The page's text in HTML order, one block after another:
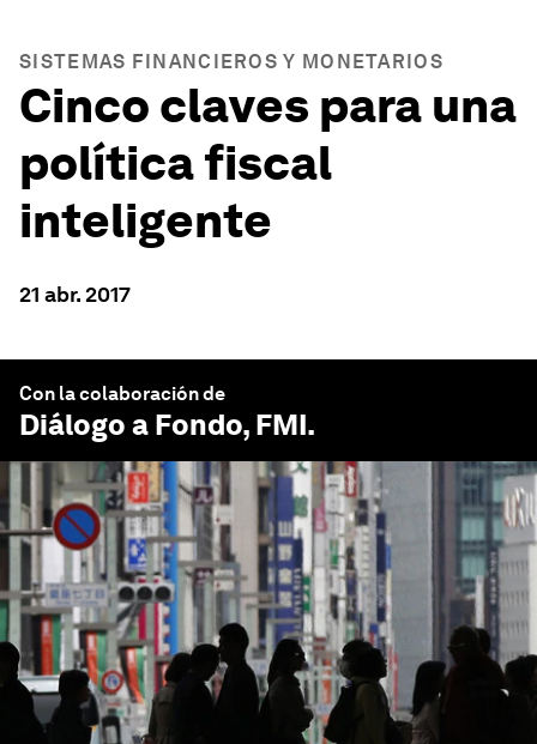
SISTEMAS FINANCIEROS Y MONETARIOS
Cinco claves para una
política fiscal
inteligente
21 abr. 2017
Con la colaboración de
Diálogo a Fondo, FMI.